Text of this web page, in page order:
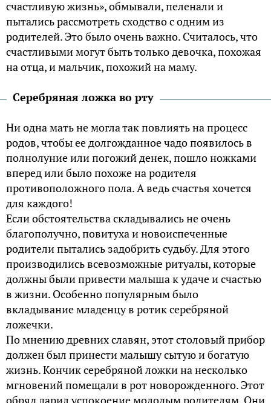
счастливую жизнь», обмывали, пеленали и
пытались рассмотреть сходство с одним из
родителей. Это было очень важно. Считалось, что
счастливыми могут быть только девочка, похожая
на отца, и мальчик, похожий на маму.
Серебряная ложка во рту
Ни одна мать не могла так повлиять на процесс
родов, чтобы ее долгожданное чадо появилось в
полнолуние или погожий денек, пошло ножками
вперед или было похоже на родителя
противоположного пола. А ведь счастья хочется
для каждого!
Если обстоятельства складывались не очень
благополучно, повитуха и новоиспеченные
родители пытались задобрить судьбу. Для этого
производились всевозможные ритуалы, которые
должны были привести малыша к удаче и счастью
в жизни. Особенно популярным было
вкладывание младенцу в ротик серебряной
ложечки.
По мнению древних славян, этот столовый прибор
должен был принести малышу сытую и богатую
жизнь. Кончик серебряной ложки на несколько
мгновений помещали в рот новорожденного. Этот